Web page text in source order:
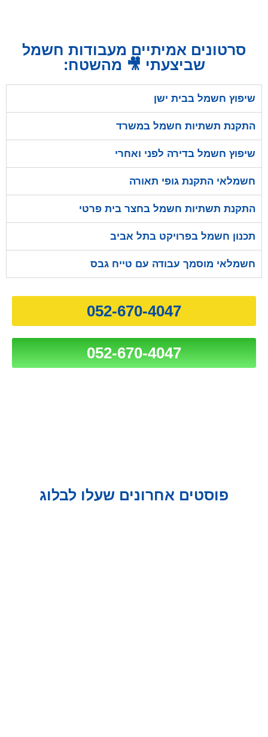
סרטונים אמיתיים מעבודות חשמל
שביצעתי 🎥 מהשטח:
שיפוץ חשמל בבית ישן
התקנת תשתיות חשמל במשרד
שיפוץ חשמל בדירה לפני ואחרי
חשמלאי התקנת גופי תאורה
התקנת תשתיות חשמל בחצר בית פרטי
תכנון חשמל בפרויקט בתל אביב
חשמלאי מוסמך עבודה עם טייח גבס
052-670-4047
052-670-4047
פוסטים אחרונים שעלו לבלוג